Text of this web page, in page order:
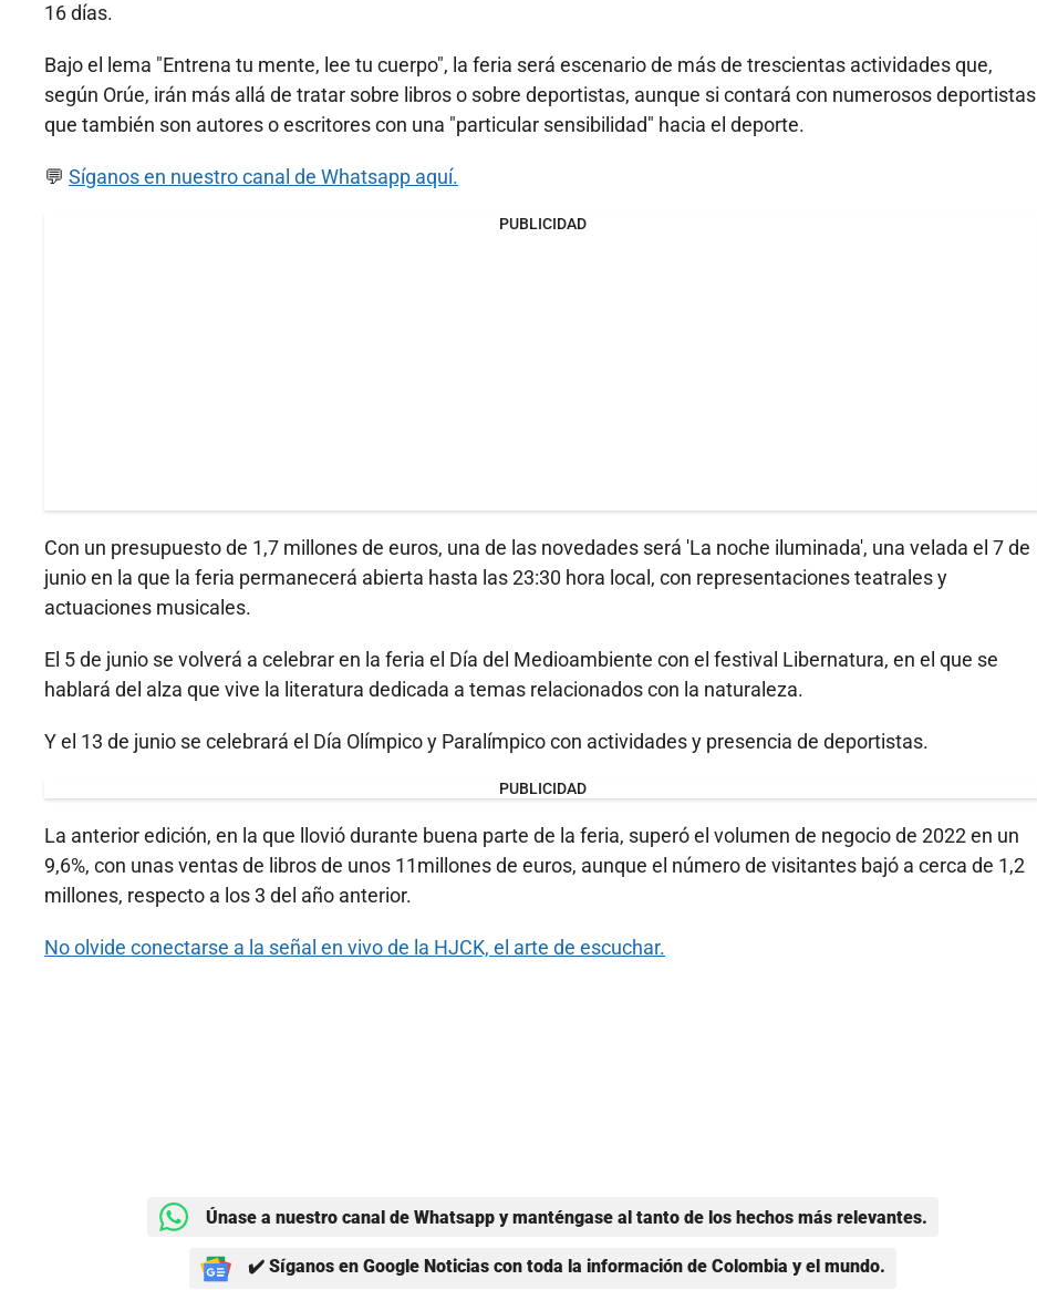
16 días.
Bajo el lema "Entrena tu mente, lee tu cuerpo", la feria será escenario de más de trescientas actividades que,
según Orúe, irán más allá de tratar sobre libros o sobre deportistas, aunque si contará con numerosos deportistas
que también son autores o escritores con una "particular sensibilidad" hacia el deporte.
💬 Síganos en nuestro canal de Whatsapp aquí.
PUBLICIDAD
Con un presupuesto de 1,7 millones de euros, una de las novedades será 'La noche iluminada', una velada el 7 de
junio en la que la feria permanecerá abierta hasta las 23:30 hora local, con representaciones teatrales y
actuaciones musicales.
El 5 de junio se volverá a celebrar en la feria el Día del Medioambiente con el festival Libernatura, en el que se
hablará del alza que vive la literatura dedicada a temas relacionados con la naturaleza.
Y el 13 de junio se celebrará el Día Olímpico y Paralímpico con actividades y presencia de deportistas.
PUBLICIDAD
La anterior edición, en la que llovió durante buena parte de la feria, superó el volumen de negocio de 2022 en un
9,6%, con unas ventas de libros de unos 11millones de euros, aunque el número de visitantes bajó a cerca de 1,2
millones, respecto a los 3 del año anterior.
No olvide conectarse a la señal en vivo de la HJCK, el arte de escuchar.
Únase a nuestro canal de Whatsapp y manténgase al tanto de los hechos más relevantes.
✔️ Síganos en Google Noticias con toda la información de Colombia y el mundo.